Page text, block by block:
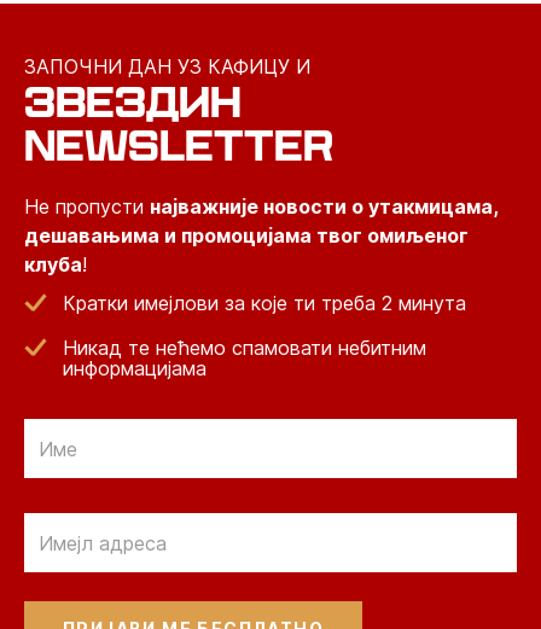
ЗАПОЧНИ ДАН УЗ КАФИЦУ И
ЗВЕЗДИН
NEWSLETTER
Не пропусти најважније новости о утакмицама,
дешавањима и промоцијама твог омиљеног
клуба!
Кратки имејлови за које ти треба 2 минута
Никад те нећемо спамовати небитним
информацијама